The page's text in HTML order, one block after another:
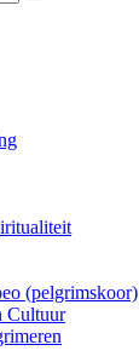
(pelgrimskoor)
Cultuur